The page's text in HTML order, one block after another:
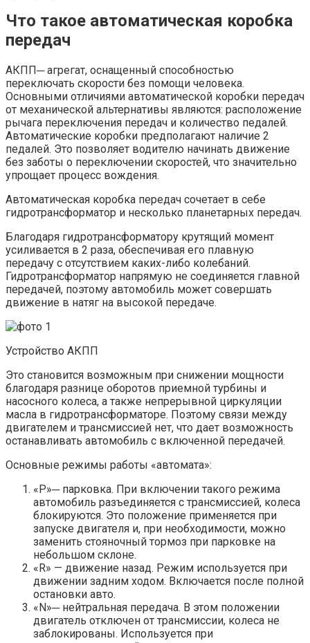
Что такое автоматическая коробка
передач
АКПП─ агрегат, оснащенный способностью
переключать скорости без помощи человека.
Основными отличиями автоматической коробки передач
от механической альтернативы являются: расположение
рычага переключения передач и количество педалей.
Автоматические коробки предполагают наличие 2
педалей. Это позволяет водителю начинать движение
без заботы о переключении скоростей, что значительно
упрощает процесс вождения.
Автоматическая коробка передач сочетает в себе
гидротрансформатор и несколько планетарных передач.
Благодаря гидротрансформатору крутящий момент
усиливается в 2 раза, обеспечивая его плавную
передачу с отсутствием каких-либо колебаний.
Гидротрансформатор напрямую не соединяется главной
передачей, поэтому автомобиль может совершать
движение в натяг на высокой передаче.
Устройство АКПП
Это становится возможным при снижении мощности
благодаря разнице оборотов приемной турбины и
насосного колеса, а также непрерывной циркуляции
масла в гидротрансформаторе. Поэтому связи между
двигателем и трансмиссией нет, что дает возможность
останавливать автомобиль с включенной передачей.
Основные режимы работы «автомата»:
«Р»─ парковка. При включении такого режима
автомобиль разъединяется с трансмиссией, колеса
блокируются. Это положение применяется при
запуске двигателя и, при необходимости, можно
заменить стояночный тормоз при парковке на
небольшом склоне.
«R» — движение назад. Режим используется при
движении задним ходом. Включается после полной
остановки авто.
«N»─ нейтральная передача. В этом положении
двигатель отключен от трансмиссии, колеса не
заблокированы. Используется при